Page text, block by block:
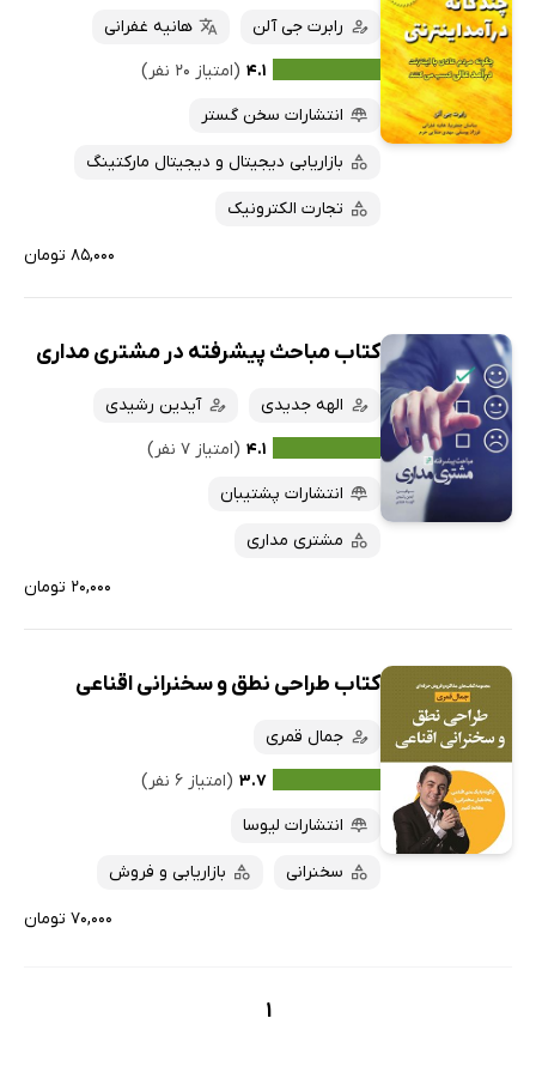
رابرت جی آلن
هانیه غفرانی
۴.۱ (امتیاز ۲۰ نفر)
انتشارات سخن گستر
بازاریابی دیجیتال و دیجیتال مارکتینگ
تجارت الکترونیک
۸۵,۰۰۰ تومان
کتاب مباحث پیشرفته در مشتری مداری
الهه جدیدی
آیدین رشیدی
۴.۱ (امتیاز ۷ نفر)
انتشارات پشتیبان
مشتری مداری
۲۰,۰۰۰ تومان
کتاب طراحی نطق و سخنرانی اقناعی
جمال قمری
۳.۷ (امتیاز ۶ نفر)
انتشارات لیوسا
سخنرانی بازاریابی و فروش
۷۰,۰۰۰ تومان
1